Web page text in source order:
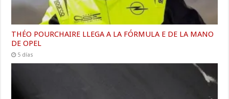
THÉO POURCHAIRE LLEGA A LA FÓRMULA E DE LA MANO
DE OPEL
5 días